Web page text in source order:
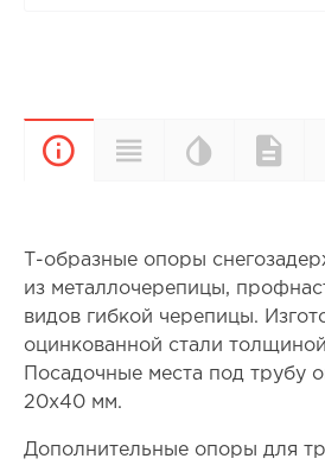
ОписаниеХарактеристики
палитра
Т-образные опоры
из металлочерепицы,
видов гибкой черепицы.
оцинкованной стали
Посадочные места под трубу
20х40 мм.
Дополнительные опоры для